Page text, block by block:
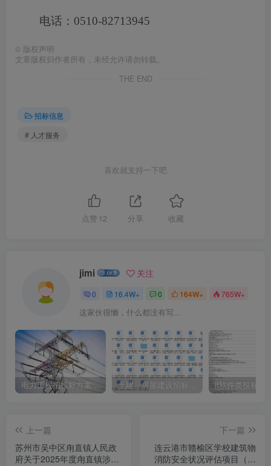
电话：0510-82713945
© 版权声明
文章版权归作者所有，未经允许请勿转载。
THE END
招标信息
# 人才服务
喜欢就支持一下吧
点赞 12 分享 收藏
jimi 关注
0 16.4W+ 0 164W+ 765W+
这家伙很懒，什么都没有写...
电力工程招投标方案模板 土建、房屋建设招标文件标书模板 it软件类投标书
上一篇
苏州市吴中区甪直镇人民政
府关于2025年度甪直镇涉诉
下一篇
连云港市赣榆区学校建筑物
消防安全状况评估项目（专